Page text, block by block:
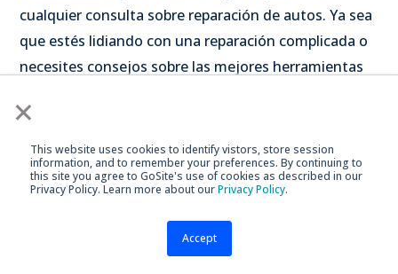
×
This website uses cookies to identify vistors, store session
information, and to remember your preferences. By continuing to
this site you agree to GoSite's use of cookies as described in our
Privacy Policy. Learn more about ourPrivacy Policy.
Accept
cualquier consulta sobre reparación de autos. Ya sea
que estés lidiando con una reparación complicada o
necesites consejos sobre las mejores herramientas
respuestas rápidas y confiables sobre mecánica de
coches.
el r/autorepair en Reddit